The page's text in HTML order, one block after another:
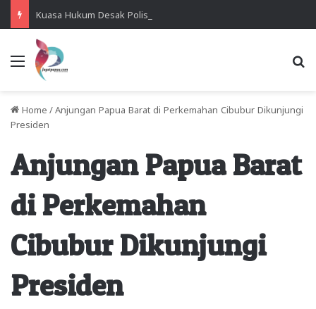
Menu
Home / Anjungan Papua Barat di Perkemahan Cibubur Dikunjungi
Presiden
Anjungan Papua Barat
di Perkemahan
Cibubur Dikunjungi
Presiden